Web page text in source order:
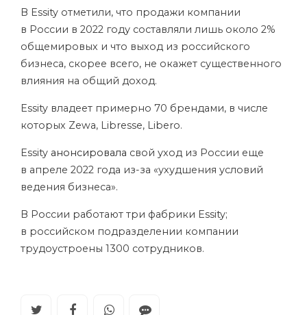
В Essity отметили, что продажи компании
в России в 2022 году составляли лишь около 2%
общемировых и что выход из российского
бизнеса, скорее всего, не окажет существенного
влияния на общий доход.
Essity владеет примерно 70 брендами, в числе
которых Zewa, Libresse, Libero.
Essity анонсировала свой уход из России еще
в апреле 2022 года из-за «ухудшения условий
ведения бизнеса».
В России работают три фабрики Essity;
в российском подразделении компании
трудоустроены 1300 сотрудников.